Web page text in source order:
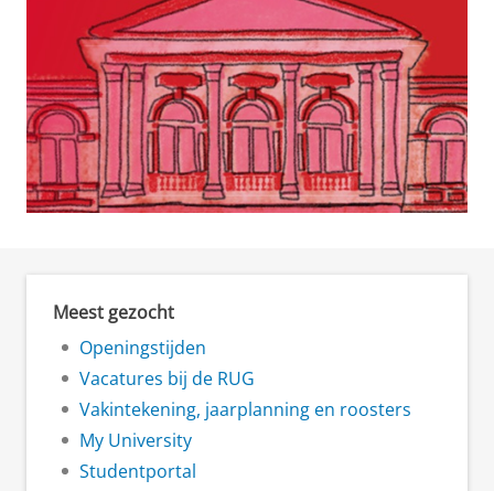
Meest gezocht
Openingstijden
Vacatures bij de RUG
Vakintekening, jaarplanning en roosters
My University
Studentportal